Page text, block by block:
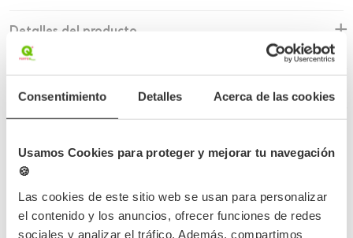
Consentimiento Detalles Acerca de las cookies
Usamos Cookies para proteger y mejorar tu navegación
🍪
Las cookies de este sitio web se usan para personalizar
el contenido y los anuncios, ofrecer funciones de redes
sociales y analizar el tráfico. Además, compartimos
Detalles del producto
Completa tu pedido